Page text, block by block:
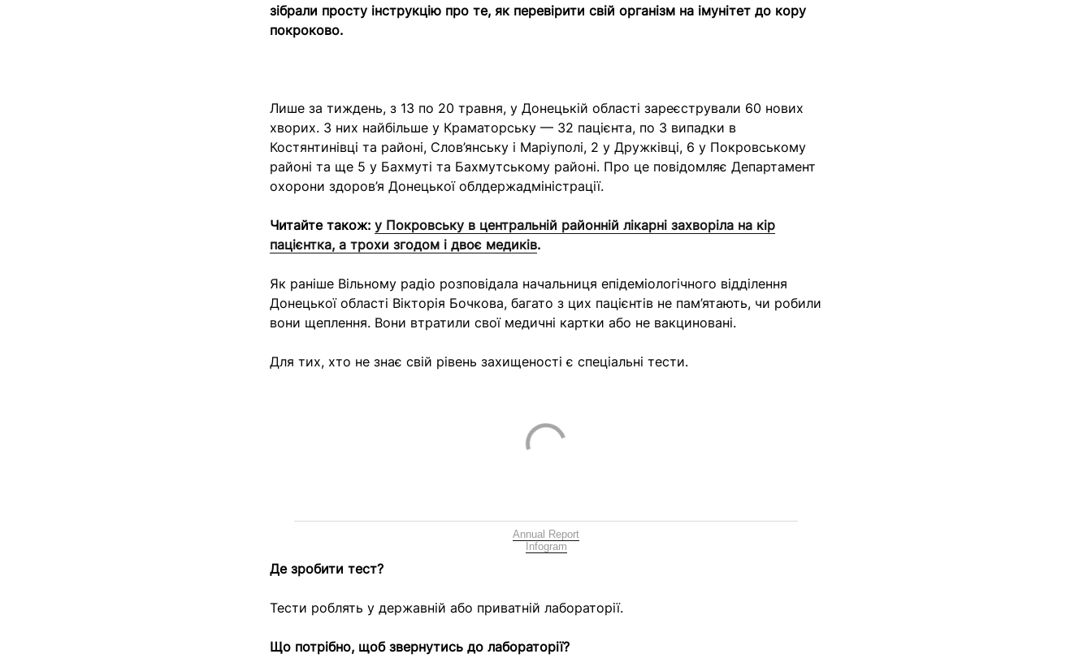
зібрали просту інструкцію про те, як перевірити свій організм на імунітет до кору
покроково.
Лише за тиждень, з 13 по 20 травня, у Донецькій області зареєстрували 60 нових
хворих. З них найбільше у Краматорську — 32 пацієнта, по 3 випадки в
Костянтинівці та районі, Слов’янську і Маріуполі, 2 у Дружківці, 6 у Покровському
районі та ще 5 у Бахмуті та Бахмутському районі. Про це повідомляє Департамент
охорони здоров’я Донецької облдержадміністрації.
Читайте також: у Покровську в центральній районній лікарні захворіла на кір
пацієнтка, а трохи згодом і двоє медиків.
Як раніше Вільному радіо розповідала начальниця епідеміологічного відділення
Донецької області Вікторія Бочкова, багато з цих пацієнтів не пам’ятають, чи робили
вони щеплення. Вони втратили свої медичні картки або не вакциновані.
Для тих, хто не знає свій рівень захищеності є спеціальні тести.
Annual Report
Infogram
Де зробити тест?
Тести роблять у державній або приватній лабораторії.
Що потрібно, щоб звернутись до лабораторії?